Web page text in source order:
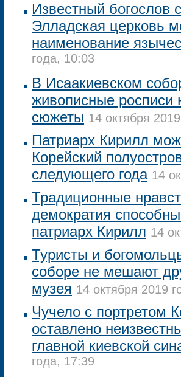
Известный богослов
Элладская церковь
наименование
года, 10:03
В Исаакиевском
живописные росписи
сюжеты 14 октября
Патриарх Кирилл
Корейский
следующего года 14
Традиционные
демократия
патриарх Кирилл 14
Туристы и
соборе не мешают
музея 14 октября 2019
Чучело с портретом
оставлено
главной киевской
года, 17:39